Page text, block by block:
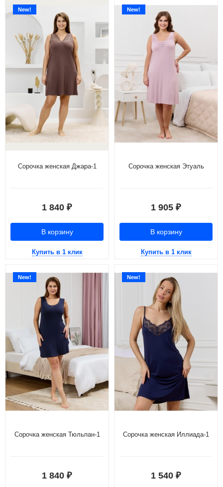
New!
Сорочка женская Джара-1
1 840 ₽
В корзину
Купить в 1 клик
New!
Сорочка женская Этуаль
1 905 ₽
В корзину
Купить в 1 клик
New!
Сорочка женская Тюльпан-1
1 840 ₽
New!
Сорочка женская Иллиада-1
1 540 ₽